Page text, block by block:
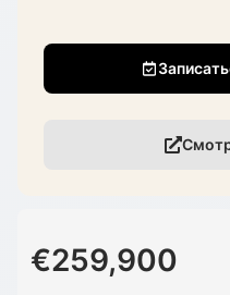
€259,900